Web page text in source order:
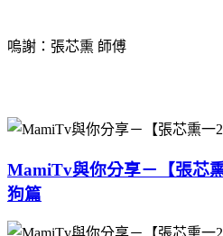
嗚謝：張芯熏 師傅
MamiTv與你分享－【張芯
狗篇